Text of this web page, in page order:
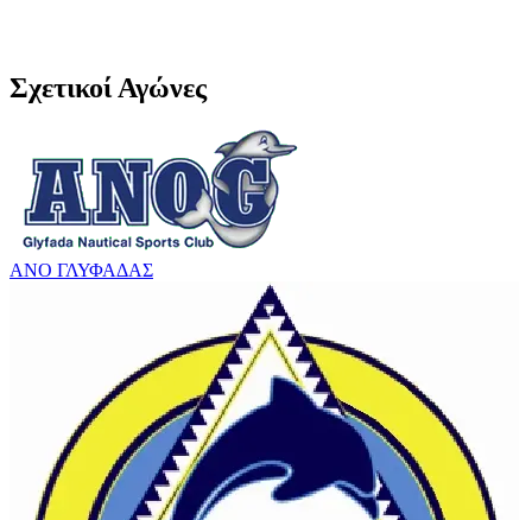
Σχετικοί Αγώνες
ΑΝΟ ΓΛΥΦΑΔΑΣ